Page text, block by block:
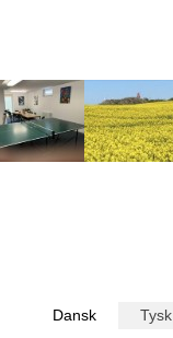
Dansk Tysk